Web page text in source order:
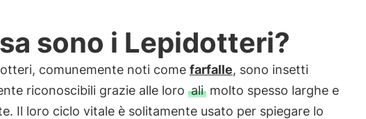
sono i Lepidotteri?
comunemente noti come farfalle, sono insetti
riconoscibili grazie alle loro alimolto spesso larghe e
Il loro ciclo vitale è solitamente usato per spiegare lo